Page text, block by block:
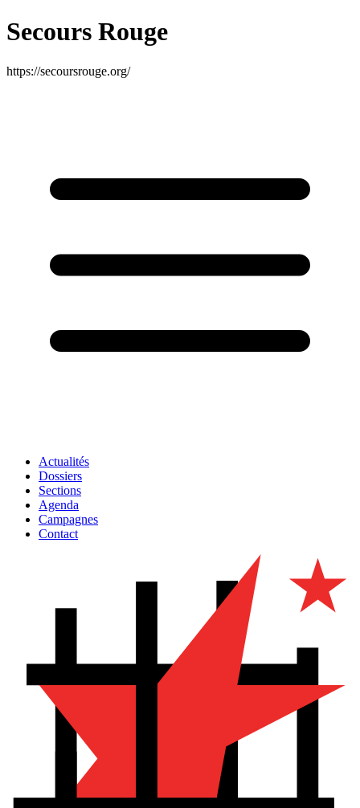
Secours Rouge
https://secoursrouge.org/
Actualités
Dossiers
Sections
Agenda
Campagnes
Contact